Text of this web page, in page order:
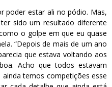
poder estar ali no pódio. Mas,
sido um resultado diferente
o golpe em que eu quase
“Depois de mais de um ano
que estava voltando aos
Acho que todos estavam
temos competições esse